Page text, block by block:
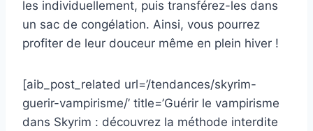
les individuellement, puis transférez-les dans
un sac de congélation. Ainsi, vous pourrez
profiter de leur douceur même en plein hiver !
[aib_post_related url=’/tendances/skyrim-
guerir-vampirisme/’ title=’Guérir le vampirisme
dans Skyrim : découvrez la méthode interdite